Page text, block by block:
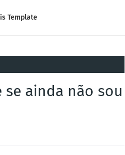
Template
se ainda não sou